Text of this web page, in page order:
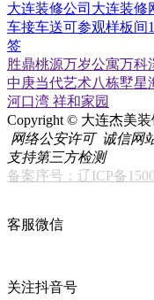
大连装修公司 大连装修
车接车送可参观样板间
签
胜鼎桃源万岁公寓万科
中庚当代艺术八栋墅星
河口湾 祥和家园
Copyright © 大连杰美
网络公安许可 诚信网
支持第三方检测
备案序号：辽ICP备
客服微信
关注抖音号